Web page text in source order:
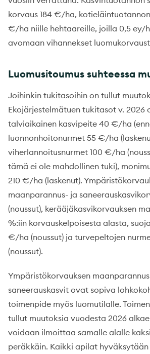
korvaus 184 €/ha, kotieläintuotannon
€/ha niille hehtaareille, joilla 0,5 ey/
avomaan vihannekset
Luomusitoumus suhteessa
Joihinkin tukitasoihin on tullut
Ekojärjestelmätuen tukitasot v. 2026
talviaikainen kasvipeite 40 €/ha
luonnonhoitonurmet 55 €/ha
viherlannoitusnurmet 100 €/ha
tämä ei ole mahdollinen tuki),
210 €/ha (laskenut).
maanparannus- ja
(noussut), kerääjäkasvikorvauksen
%:iin korvauskelpoisesta alasta,
€/ha (noussut) ja turvepeltojen
(noussut).
Ympäristökorvauksen
saneerauskasvit ovat sopiva
toimenpide myös luomutilalle.
tullut muutoksia vuodesta 2026
voidaan ilmoittaa samalle alalle
peräkkäin. Kaikki apilat